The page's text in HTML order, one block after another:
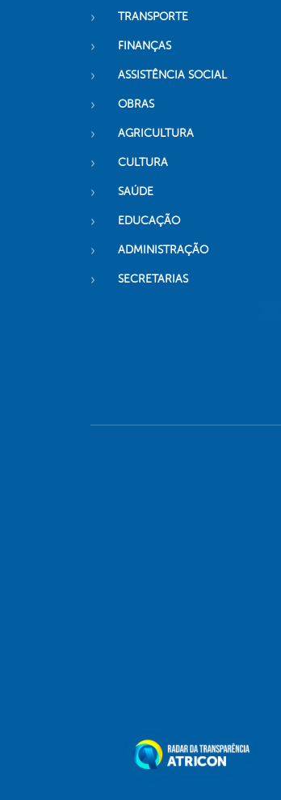
TRANSPORTE
FINANÇAS
ASSISTÊNCIA SOCIAL
OBRAS
AGRICULTURA
CULTURA
SAÚDE
EDUCAÇÃO
ADMINISTRAÇÃO
SECRETARIAS